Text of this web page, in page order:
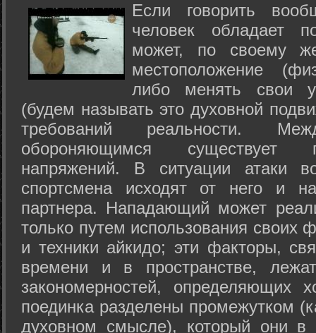
Если говорить
человек обладает
может, по своему
местоположение
либо менять свои
(будем называть это духовной
требований реальности.
обороняющимся существует
напряжений. В ситуации атаки
спортсмена исходят от него и
партнера. Нападающий может
только путем использования своих
и техники айкидо; эти факторы,
времени и в пространстве,
закономерностей, определяющих
поединка разделены промежутком
духовном смысле), который они в